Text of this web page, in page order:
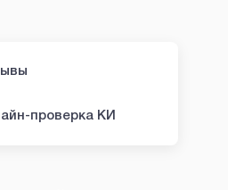
проверка КИ